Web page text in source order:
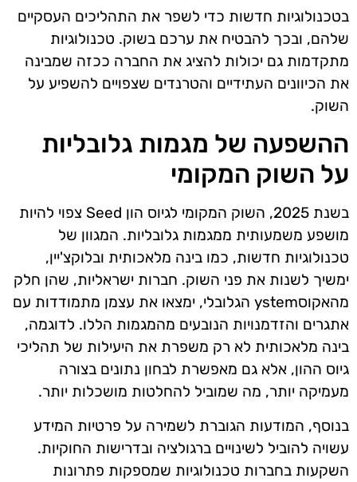
בטכנולוגיות חדשות כדי לשפר את התהליכים העסקיים
שלהם, ובכך להבטיח את ערכם בשוק. טכנולוגיות
מתקדמות גם יכולות להציג את החברה ככזה שמבינה
את הכיוונים העתידיים והטרנדים שצפויים להשפיע על
השוק.
ההשפעה של מגמות גלובליות
על השוק המקומי
בשנת 2025, השוק המקומי לגיוס הון Seed צפוי להיות
מושפע משמעותית ממגמות גלובליות. המגוון של
טכנולוגיות חדשות, כמו בינה מלאכותית ובלוקצ'יין,
ימשיך לשנות את פני השוק. חברות ישראליות, שהן חלק
מהאקוסystem הגלובלי, ימצאו את עצמן מתמודדות עם
אתגרים והזדמנויות הנובעים מהמגמות הללו. לדוגמה,
בינה מלאכותית לא רק משפרת את היעילות של תהליכי
גיוס ההון, אלא גם מאפשרת לבחון נתונים בצורה
מעמיקה יותר, מה שמוביל להחלטות מושכלות יותר.
בנוסף, המודעות הגוברת לשמירה על פרטיות המידע
עשויה להוביל לשינויים ברגולציה ובדרישות החוקיות.
השקעות בחברות טכנולוגיות שמספקות פתרונות